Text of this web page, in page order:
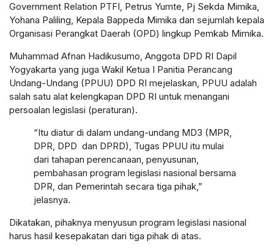
Government Relation PTFI, Petrus Yumte, Pj Sekda Mimika,
Yohana Paliling, Kepala Bappeda Mimika dan sejumlah kepala
Organisasi Perangkat Daerah (OPD) lingkup Pemkab Mimika.
Muhammad Afnan Hadikusumo, Anggota DPD RI Dapil
Yogyakarta yang juga Wakil Ketua I Panitia Perancang
Undang-Undang (PPUU) DPD RI mejelaskan, PPUU adalah
salah satu alat kelengkapan DPD RI untuk menangani
persoalan legislasi (peraturan).
“Itu diatur di dalam undang-undang MD3 (MPR,
DPR, DPD dan DPRD), Tugas PPUU itu mulai
dari tahapan perencanaan, penyusunan,
pembahasan program legislasi nasional bersama
DPR, dan Pemerintah secara tiga pihak,”
jelasnya.
Dikatakan, pihaknya menyusun program legislasi nasional
harus hasil kesepakatan dari tiga pihak di atas.